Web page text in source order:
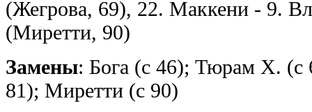
(Жегрова, 69), 22. Маккени - 9.
(Миретти, 90)
Замены: Бога (с 46); Тюрам Х. (с
81); Миретти (с 90)